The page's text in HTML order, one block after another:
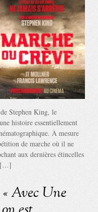
Stephen King, le
histoire essentiellement
À mesure
de marche où il ne
aux dernières étincelles
[…]
Avec Une